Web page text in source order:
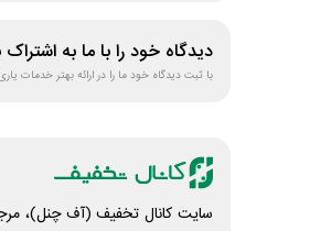
دیدگاه خود را با ما به اشتراک
با ثبت دیدگاه خود ما را در ارائه بهتر خدمات
سایت کانال تخفیف (آف چنل)،